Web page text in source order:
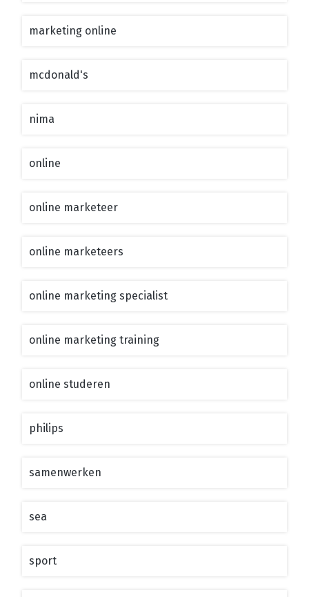
marketing online
mcdonald's
nima
online
online marketeer
online marketeers
online marketing specialist
online marketing training
online studeren
philips
samenwerken
sea
sport